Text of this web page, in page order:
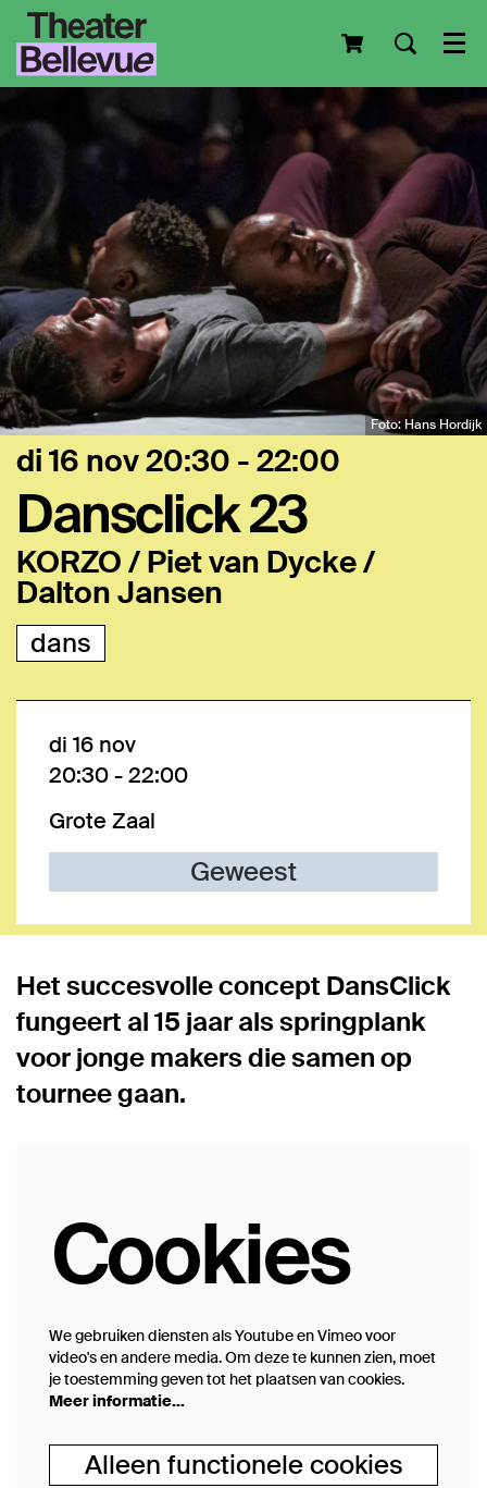
Foto: Hans Hordijk
Dansclick 23
KORZO / Piet van Dycke /
Dalton Jansen
di 16 nov20:30 - 22:00
dans
di 16 nov
20:30-22:00
Grote Zaal
Geweest
Het succesvolle concept DansClick
fungeert al 15 jaar als springplank
voor jonge makers die samen op
tournee gaan.
Cookies
We gebruiken diensten als Youtube en Vimeo voor
video's en andere media. Om deze te kunnen zien, moet
je toestemming geven tot het plaatsen van cookies.
Meer informatie…
Alleen functionele cookies